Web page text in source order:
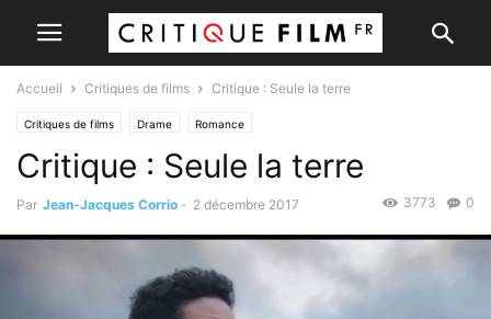
Accueil Critiques de films Critique : Seule la terre
Critiques de films Drame Romance
Critique : Seule la terre
Par Jean-Jacques Corrio - 2 décembre 2017 0
3773